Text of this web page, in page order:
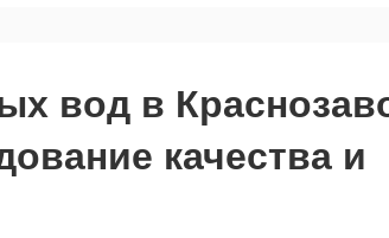
вод в
качества и